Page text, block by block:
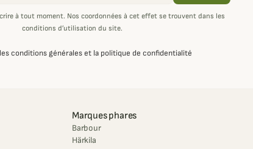
à tout moment. Nos coordonnées à cet effet se trouvent dans les
conditions d’utilisation du site.
conditions générales et la politique de confidentialité
Marques phares
Barbour
Härkila